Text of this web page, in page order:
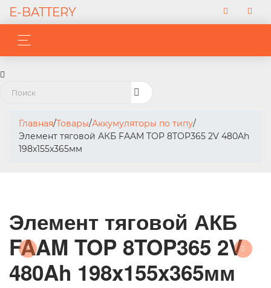
E-BATTERY
Главная/Товары/Аккумуляторы по типу/
Элемент тяговой АКБ FAAM TOP 8TOP365 2V 480Ah
198x155x365мм
Элемент тяговой АКБ
FAAM TOP 8TOP365 2V
480Ah 198x155x365мм